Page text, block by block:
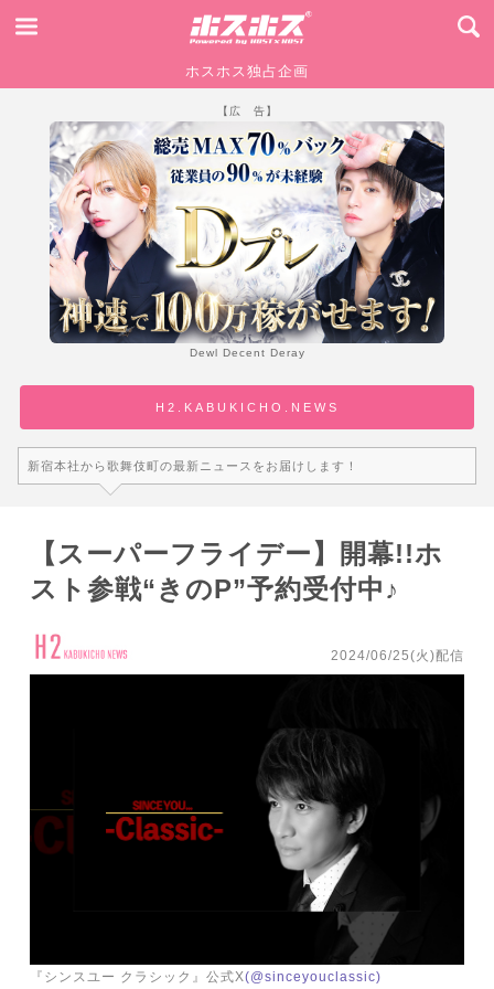
ホスホス独占企画
【広 告】
Dewl Decent Deray
H2.KABUKICHO.NEWS
新宿本社から歌舞伎町の最新ニュースをお届けします！
【スーパーフライデー】開幕!!ホ
スト参戦“きのP”予約受付中♪
2024/06/25(火)配信
『シンスユー クラシック』公式X(@sinceyouclassic)